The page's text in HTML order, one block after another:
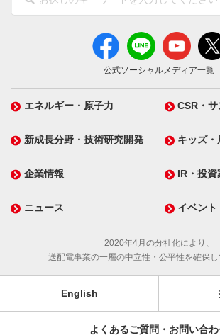
公式ソーシャルメディア一覧
エネルギー・原子力 CSR・
新成長分野・技術研究開発 キッズ・
企業情報 IR・投資
ニュース イベント
2020年4月の分社化により、
送配電事業の一層の中立性・公平性を確保し
English
よくあるご質問・お問い合